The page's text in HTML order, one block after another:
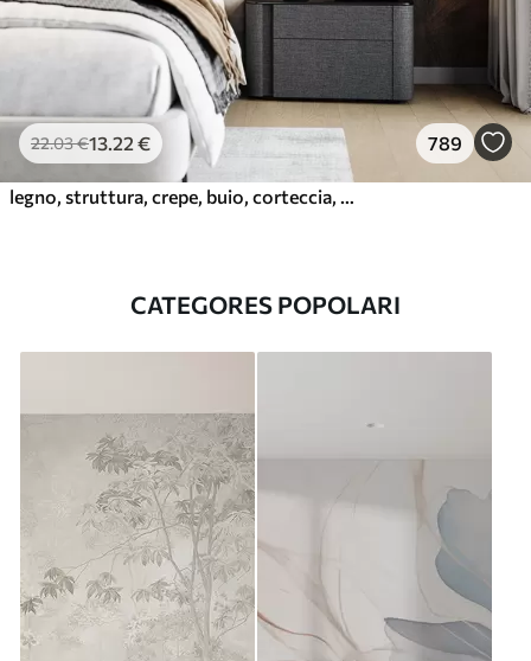
22.03€13.22 € 789
legno, struttura, crepe, buio, corteccia, superficie
CATEGORES POPOLARI